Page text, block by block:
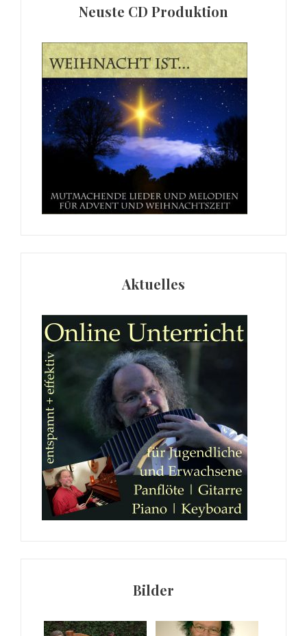
Neuste CD Produktion
Aktuelles
Bilder